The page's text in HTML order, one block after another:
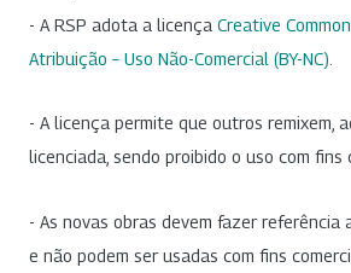
- A RSP adota a licença Creative
Atribuição – Uso Não-Comercial (BY-NC)
- A licença permite que outros remixem,
licenciada, sendo proibido o uso com fins
- As novas obras devem fazer referência
e não podem ser usadas com fins